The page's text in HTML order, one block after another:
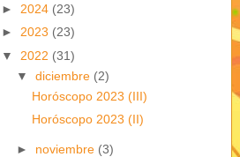
► 2024 (23)
► 2023 (23)
▼ 2022 (31)
▼ diciembre (2)
Horóscopo 2023 (III)
Horóscopo 2023 (II)
► noviembre (3)